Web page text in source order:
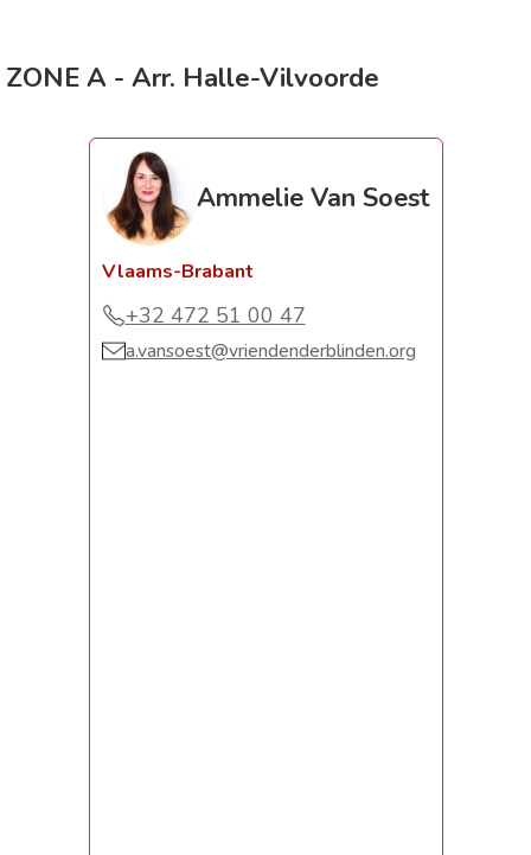
ZONE A - Arr. Halle-Vilvoorde
Ammelie Van Soest
Vlaams-Brabant
+32 472 51 00 47
a.vansoest@vriendenderblinden.org